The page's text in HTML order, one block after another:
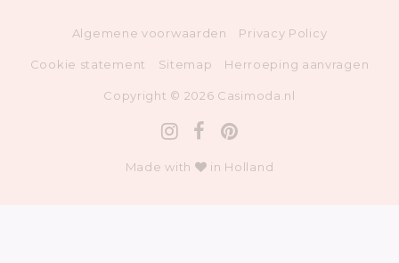
Algemene voorwaarden Privacy Policy
Cookie statement Sitemap Herroeping aanvragen
Copyright © 2026 Casimoda.nl
Made with in Holland